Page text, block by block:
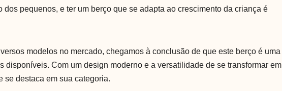
dos pequenos, e ter um berço que se adapta ao crescimento da criança é
modelos no mercado, chegamos à conclusão de que este berço é uma
disponíveis. Com um design moderno e a versatilidade de se transformar em
se destaca em sua categoria.